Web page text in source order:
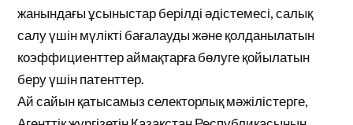
жанындағы ұсыныстар берілді әдістемесі, салық
салу үшін мүлікті бағалауды және қолданылатын
коэффициенттер аймақтарға бөлуге қойылатын
беру үшін патенттер.
Ай сайын қатысамыз селекторлық мәжілістерге,